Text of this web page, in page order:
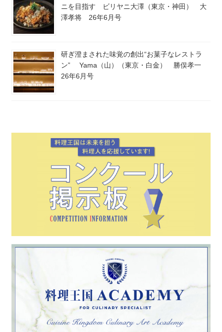
ニを目指す ビリヤニ大澤（東京・神田） 大
澤孝将 26年6月号
研ぎ澄まされた味覚の創出“お菓子なレストラ
ン” Yama（山）（東京・白金） 勝俣孝一
26年6月号